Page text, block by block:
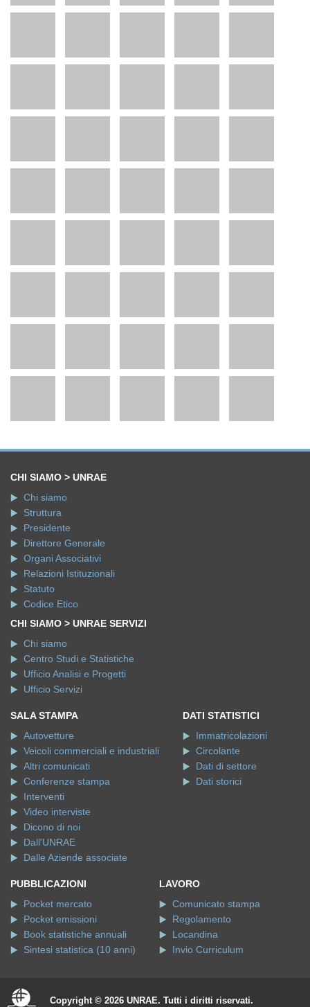
CHI SIAMO > UNRAE
Chi siamo
Struttura
Presidente
Direttore Generale
Organi Associativi
Relazioni Istituzionali
Statuto
Codice Etico
CHI SIAMO > UNRAE SERVIZI
Chi siamo
Centro Studi e Statistiche
Ufficio Analisi e Progetti
Ufficio Servizi
SALA STAMPA
Autovetture
Veicoli commerciali e industriali
Altri comunicati
Conferenze stampa
Interventi
Video interviste
Dicono di noi
Dall'UNRAE
Dalle Aziende associate
DATI STATISTICI
Immatricolazioni
Circolante
Dati di settore
Dati storici
PUBBLICAZIONI
Pocket mercato
Pocket emissioni
Book statistiche annuali
Sintesi statistica (10 anni)
LAVORO
Comunicato stampa
Regolamento
Locandina
Invio Curriculum
Copyright © 2026 UNRAE. Tutti i diritti riservati.